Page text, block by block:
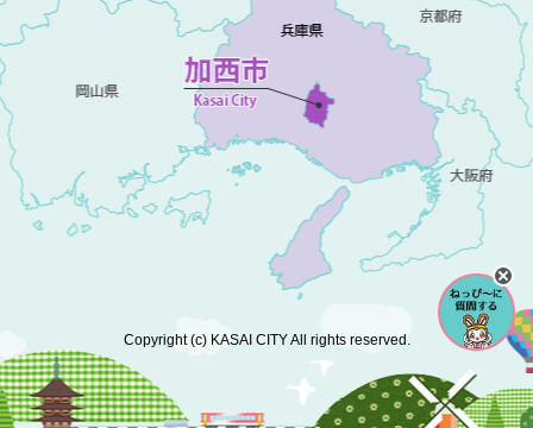
Copyright (c) KASAI CITY All rights reserved.